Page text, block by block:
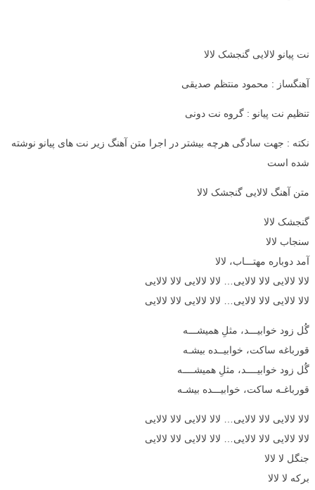
نت پیانو لالایی گنجشک لالا
آهنگساز : محمود منتظم صدیقی
تنظیم نت پیانو : گروه نت دونی
نکته : جهت سادگی هرچه بیشتر در اجرا متن آهنگ زیر نت های پیانو نوشته
شده است
متن آهنگ لالایی گنجشک لالا
گنجشک لالا
سنجاب لالا
آمد دوباره مهتـــاب، لالا
لالا لالایی لالا لالایی… لالا لالایی لالا لالایی
لالا لالایی لالا لالایی… لالا لالایی لالا لالایی
گُل زود خوابیـــد، مثلِ همیشـــه
قورباغه ساکت، خوابیــده بیشـه
گُل زود خوابیــــد، مثلِ همیشــــه
قورباغـه ساکت، خوابیـــده بیشـه
لالا لالایی لالا لالایی… لالا لالایی لالا لالایی
لالا لالایی لالا لالایی… لالا لالایی لالا لالایی
جنگل لا لالا
برکه لا لالا